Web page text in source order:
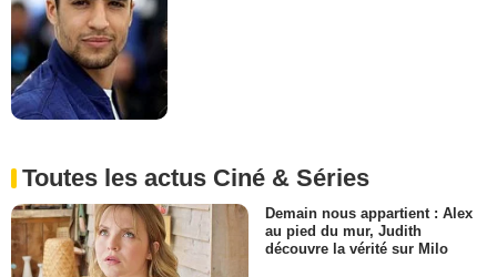
Toutes les actus Ciné & Séries
Demain nous appartient : Alex
au pied du mur, Judith
découvre la vérité sur Milo